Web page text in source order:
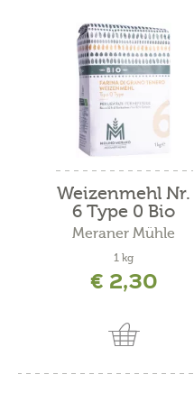
Weizenmehl Nr.
6 Type 0 Bio
Meraner Mühle
1 kg
€ 2,30